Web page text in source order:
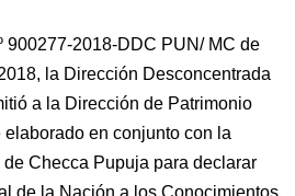
900277-2018-DDC PUN/ MC de
la Dirección Desconcentrada
a la Dirección de Patrimonio
elaborado en conjunto con la
Checca Pupuja para declarar
de la Nación a los Conocimientos,